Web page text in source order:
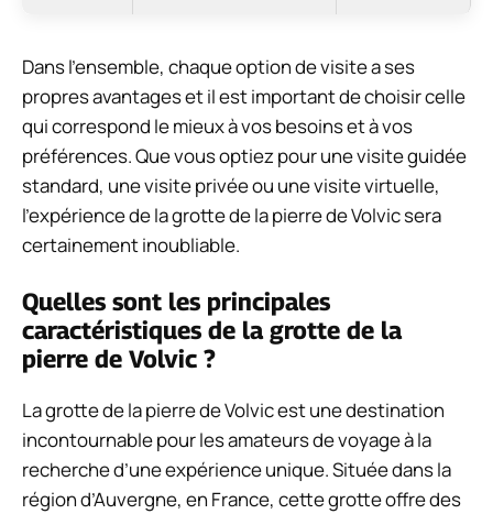
Dans l’ensemble, chaque option de visite a ses
propres avantages et il est important de choisir celle
qui correspond le mieux à vos besoins et à vos
préférences. Que vous optiez pour une visite guidée
standard, une visite privée ou une visite virtuelle,
l’expérience de la grotte de la pierre de Volvic sera
certainement inoubliable.
Quelles sont les principales
caractéristiques de la grotte de la
pierre de Volvic ?
La grotte de la pierre de Volvic est une destination
incontournable pour les amateurs de voyage à la
recherche d’une expérience unique. Située dans la
région d’Auvergne, en France, cette grotte offre des